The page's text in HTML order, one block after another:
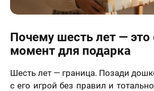
Почему шесть лет —
момент для подарка
Шесть лет — граница. Позади
с его игрой без правил и